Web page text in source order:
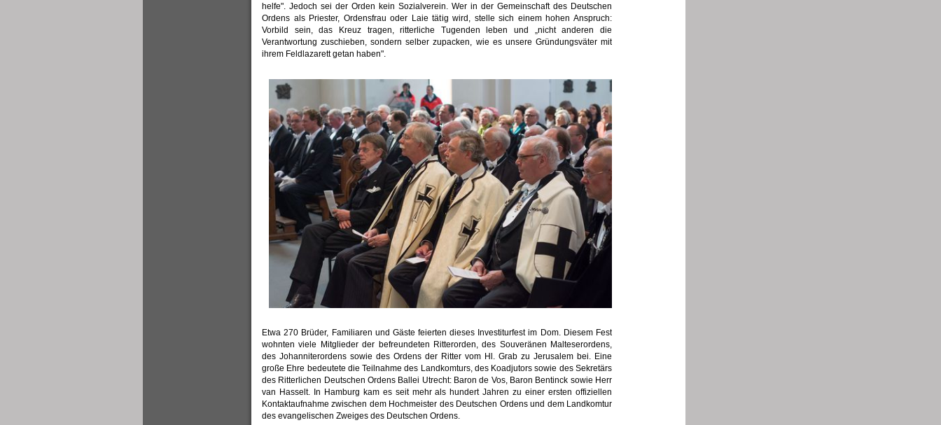
helfe". Jedoch sei der Orden kein Sozialverein. Wer in der Gemeinschaft des Deutschen
Ordens als Priester, Ordensfrau oder Laie tätig wird, stelle sich einem hohen Anspruch:
Vorbild sein, das Kreuz tragen, ritterliche Tugenden leben und „nicht anderen die
Verantwortung zuschieben, sondern selber zupacken, wie es unsere Gründungsväter mit
ihrem Feldlazarett getan haben".
Etwa 270 Brüder, Familiaren und Gäste feierten dieses Investiturfest im Dom. Diesem Fest
wohnten viele Mitglieder der befreundeten Ritterorden, des Souveränen Malteserordens,
des Johanniterordens sowie des Ordens der Ritter vom Hl. Grab zu Jerusalem bei. Eine
große Ehre bedeutete die Teilnahme des Landkomturs, des Koadjutors sowie des Sekretärs
des Ritterlichen Deutschen Ordens Ballei Utrecht: Baron de Vos, Baron Bentinck sowie Herr
van Hasselt. In Hamburg kam es seit mehr als hundert Jahren zu einer ersten offiziellen
Kontaktaufnahme zwischen dem Hochmeister des Deutschen Ordens und dem Landkomtur
des evangelischen Zweiges des Deutschen Ordens.